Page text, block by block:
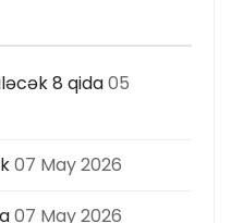
8 qida05
07 May 2026
07 May 2026